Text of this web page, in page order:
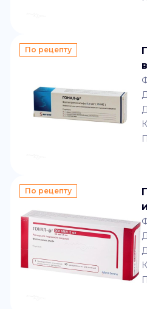
По рецепту
По рецепту